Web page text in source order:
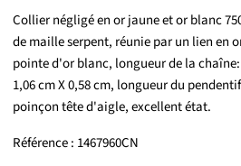
Collier négligé en or jaune et or blanc
de maille serpent, réunie par un lien en
pointe d'or blanc, longueur de la
1,06 cm X 0,58 cm, longueur du
poinçon tête d'aigle, excellent état.
Référence : 1467960CN